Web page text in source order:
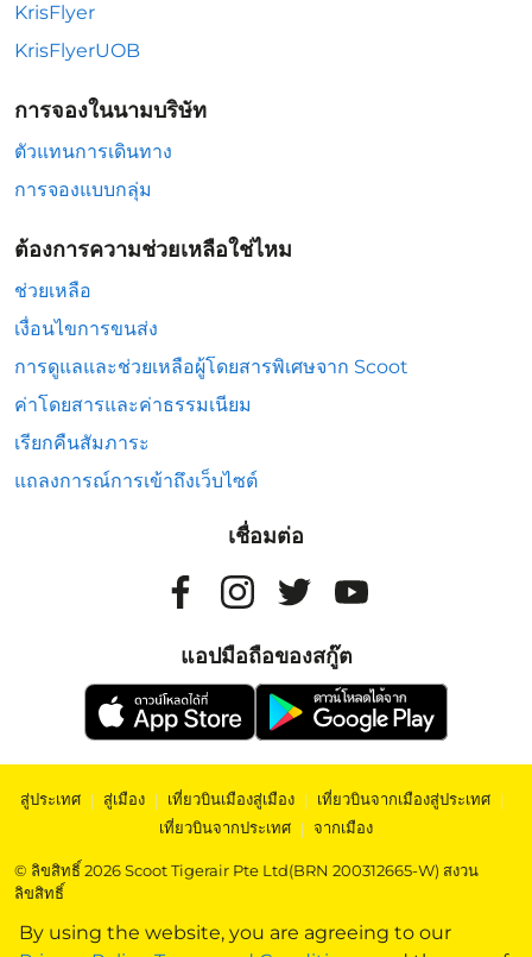
By using the website, you are agreeing to our
KrisFlyer
KrisFlyerUOB
การจองในนามบริษัท
ตัวแทนการเดินทาง
การจองแบบกลุ่ม
ต้องการความช่วยเหลือใช่ไหม
ช่วยเหลือ
เงื่อนไขการขนส่ง
การดูแลและช่วยเหลือผู้โดยสารพิเศษจาก Scoot
ค่าโดยสารและค่าธรรมเนียม
เรียกคืนสัมภาระ
แถลงการณ์การเข้าถึงเว็บไซต์
เชื่อมต่อ
แอปมือถือของสกู๊ต
สู่ประเทศ | สู่เมือง | เที่ยวบินเมืองสู่เมือง | เที่ยวบินจากเมืองสู่ประเทศ |
เที่ยวบินจากประเทศ | จากเมือง
© ลิขสิทธิ์ 2026 Scoot Tigerair Pte Ltd(BRN 200312665-W) สงวน
ลิขสิทธิ์